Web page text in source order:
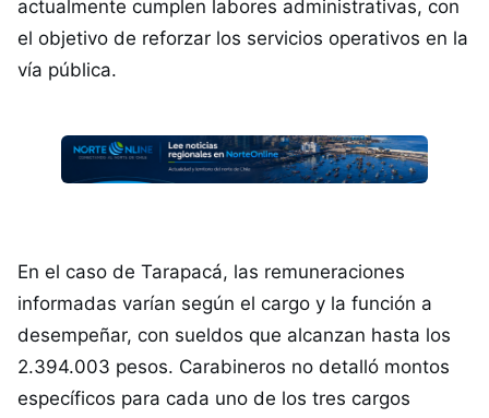
actualmente cumplen labores administrativas, con
el objetivo de reforzar los servicios operativos en la
vía pública.
En el caso de Tarapacá, las remuneraciones
informadas varían según el cargo y la función a
desempeñar, con sueldos que alcanzan hasta los
2.394.003 pesos. Carabineros no detalló montos
específicos para cada uno de los tres cargos